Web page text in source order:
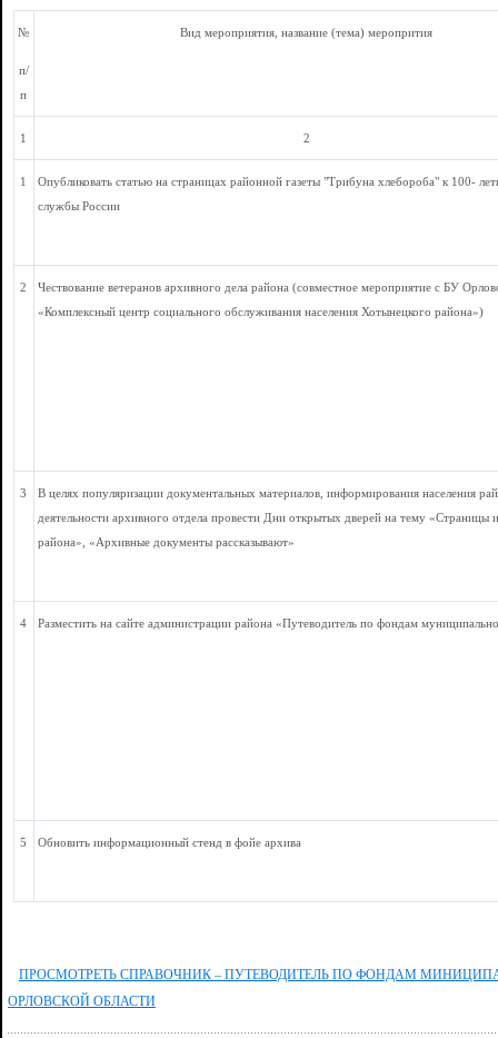
№
п/
п
Вид мероприятия, название (тема) меропрития
1 2
1
Опубликовать статью на страницах районной газеты "Трибуна хлебороба" к 100-
службы России
2
Чествование ветеранов архивного дела района (совместное мероприятие с БУ
«Комплексный центр социального обслуживания населения Хотынецкого района»)
3
В целях популяризации документальных материалов, информирования населения
деятельности архивного отдела провести Дни открытых дверей на тему «Страницы
района», «Архивные документы рассказывают»
4 Разместить на сайте администрации района «Путеводитель по фондам
5 Обновить информационный стенд в фойе архива
ПРОСМОТРЕТЬ СПРАВОЧНИК – ПУТЕВОДИТЕЛЬ ПО ФОНДАМ
ОРЛОВСКОЙ ОБЛАСТИ